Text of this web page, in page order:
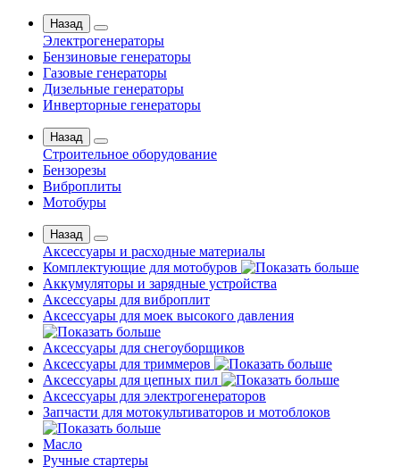
Назад
Электрогенераторы
Бензиновые генераторы
Газовые генераторы
Дизельные генераторы
Инверторные генераторы
Назад
Строительное оборудование
Бензорезы
Виброплиты
Мотобуры
Назад
Аксессуары и расходные материалы
Комплектующие для мотобуров
Аккумуляторы и зарядные устройства
Аксессуары для виброплит
Аксессуары для моек высокого давления
Аксессуары для снегоуборщиков
Аксессуары для триммеров
Аксессуары для цепных пил
Аксессуары для электрогенераторов
Запчасти для мотокультиваторов и мотоблоков
Масло
Ручные стартеры